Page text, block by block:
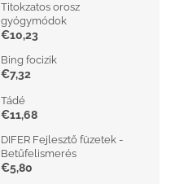
Titokzatos orosz
gyógymódok
€10,23
Bing focizik
€7,32
Tádé
€11,68
DIFER Fejlesztő füzetek -
Betűfelismerés
€5,80